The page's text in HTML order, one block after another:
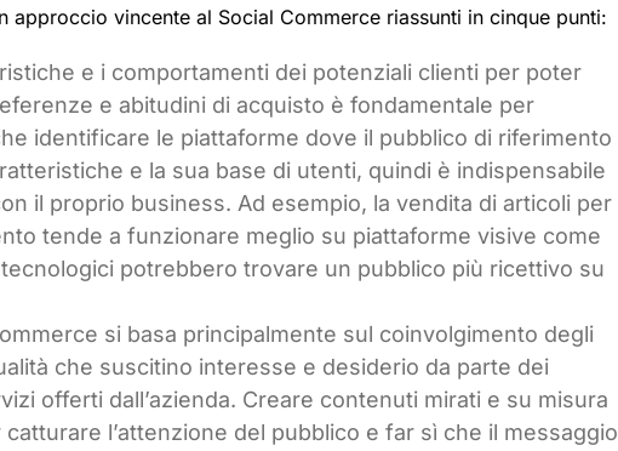
vincente al Social Commerce riassunti in cinque punti:
e i comportamenti dei potenziali clienti per poter
e abitudini di acquisto è fondamentale per
identificare le piattaforme dove il pubblico di riferimento
e la sua base di utenti, quindi è indispensabile
il proprio business. Ad esempio, la vendita di articoli per
tende a funzionare meglio su piattaforme visive come
potrebbero trovare un pubblico più ricettivo su
si basa principalmente sul coinvolgimento degli
che suscitino interesse e desiderio da parte dei
offerti dall’azienda. Creare contenuti mirati e su misura
l’attenzione del pubblico e far sì che il messaggio